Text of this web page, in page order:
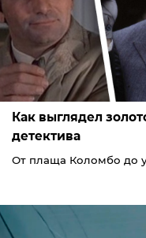
Как выглядел
детектива
От плаща Коломбо до